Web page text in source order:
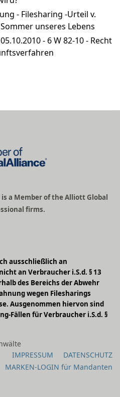
- Filesharing -Urteil v.
unseres Lebens
- 6 W 82-10 - Recht
is a Member of the Alliott Global
firms.
ausschließlich an
an Verbraucher i.S.d. § 13
des Bereichs der Abwehr
wegen Filesharings
Ausgenommen hiervon sind
Fällen für Verbraucher i.S.d. §
IMPRESSUM
DATENSCHUTZ
MARKEN-LOGIN für Mandanten